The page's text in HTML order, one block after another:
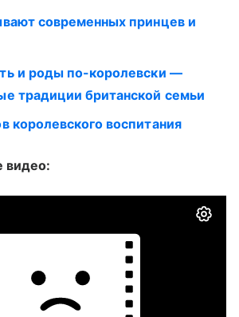
современных принцев и
и роды по-королевски —
традиции британской семьи
королевского воспитания
видео: